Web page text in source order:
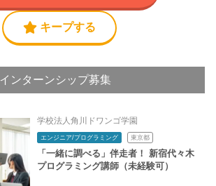
キープする
ンターンシップ募集
学校法人角川ドワンゴ学園
エンジニア/プログラミング 東京都
「一緒に調べる」伴走者！ 新宿代々木
プログラミング講師（未経験可）